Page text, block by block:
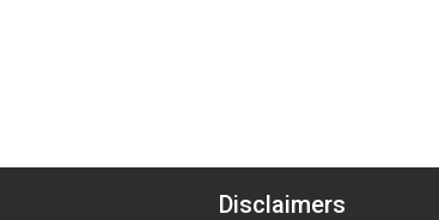
Disclaimers